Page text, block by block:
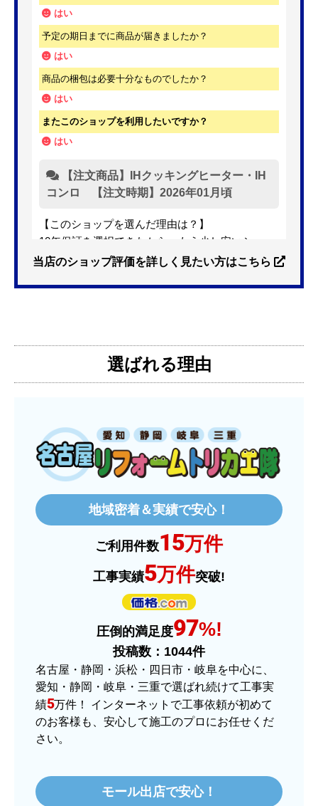
はい
予定の期日までに商品が届きましたか？
はい
商品の梱包は必要十分なものでしたか？
はい
またこのショップを利用したいですか？
はい
【注文商品】IHクッキングヒーター・IH
コンロ 【注文時期】2026年01月頃
【このショップを選んだ理由は？】
10年保証を選択できたから。もう少し安いショッ
プも有ったが、5年保証しかなかった。
【その他感想・コメント】
ものおきものおきさん
2025年12月26日 18:45
欲しい商品をスムーズに注文できましたか？
はい
ショップからの連絡や対応は適切でしたか？
商品の梱包は必要十分なものでしたか？
またこのショップを利用したいですか？
はい
【注文商品】ヒーター・ストーブ 【注
文時期】2025年11月頃（モバイルから）
【このショップを選んだ理由は？】
【注文からどのくらいで届きましたか？】
当店のショップ評価を詳しく見たい方はこちら
選ばれる理由
地域密着＆実績で安心！
ご利用件数15万件
工事実績5万件突破!
圧倒的満足度97%!
投稿数： 1044件
名古屋・静岡・浜松・四日市・岐阜を中心に、
愛知・静岡・岐阜・三重で選ばれ続けて工事実
績5万件！ インターネットで工事依頼が初めて
のお客様も、安心して施工のプロにお任せくだ
さい。
モール出店で安心！